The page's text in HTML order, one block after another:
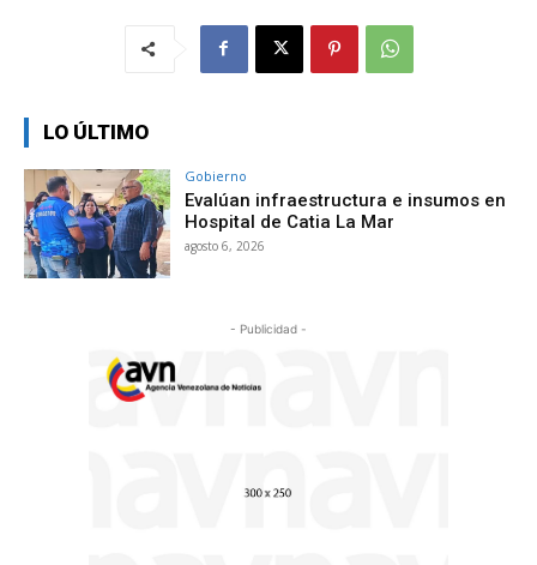
LO ÚLTIMO
Gobierno
Evalúan infraestructura e insumos en
Hospital de Catia La Mar
agosto 6, 2026
- Publicidad -